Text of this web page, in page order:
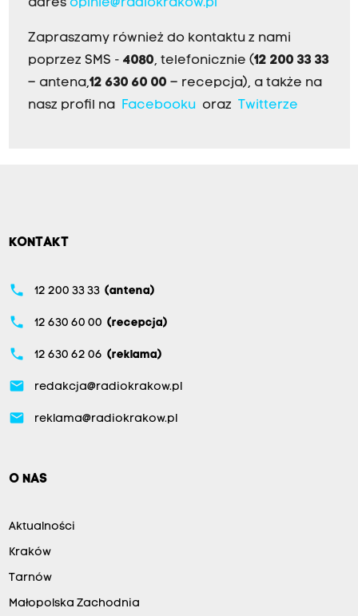
adres opinie@radiokrakow.pl
Zapraszamy również do kontaktu z nami
poprzez SMS - 4080, telefonicznie (12 200 33 33
– antena,12 630 60 00 – recepcja), a także na
nasz profil na Facebookuoraz Twitterze
KONTAKT
phone 12 200 33 33 (antena)
phone 12 630 60 00 (recepcja)
phone 12 630 62 06 (reklama)
email redakcja@radiokrakow.pl
email reklama@radiokrakow.pl
O NAS
Aktualności
Kraków
Tarnów
Małopolska Zachodnia